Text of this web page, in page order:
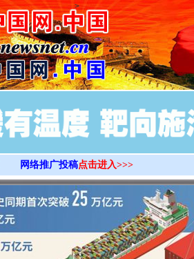
>
网络推广投稿点击进入>>>